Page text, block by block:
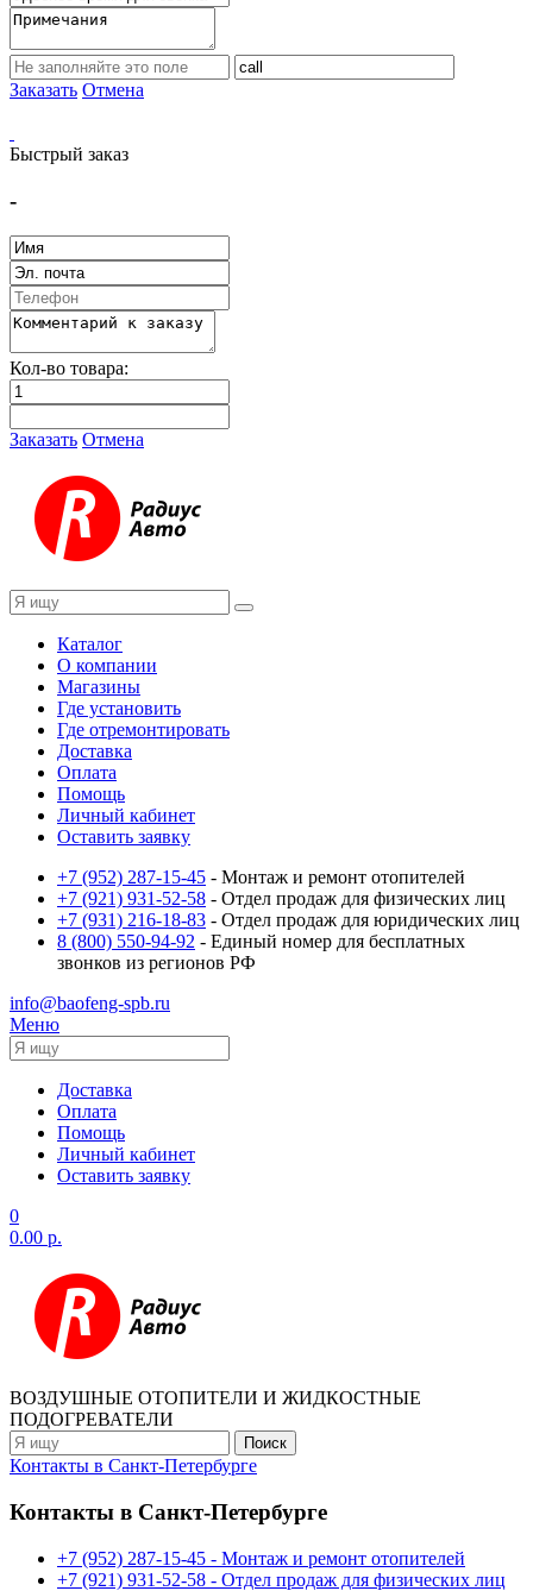
Заказать Отмена
Быстрый заказ
-
Кол-во товара:
Заказать Отмена
Каталог
О компании
Магазины
Где установить
Где отремонтировать
Доставка
Оплата
Помощь
Личный кабинет
Оставить заявку
+7 (952) 287-15-45 - Монтаж и ремонт отопителей
+7 (921) 931-52-58 - Отдел продаж для физических лиц
+7 (931) 216-18-83 - Отдел продаж для юридических лиц
8 (800) 550-94-92 - Единый номер для бесплатных
звонков из регионов РФ
info@baofeng-spb.ru
Меню
Доставка
Оплата
Помощь
Личный кабинет
Оставить заявку
0
0.00 р.
ВОЗДУШНЫЕ ОТОПИТЕЛИ И ЖИДКОСТНЫЕ
ПОДОГРЕВАТЕЛИ
Контакты в Санкт-Петербурге
Контакты в Санкт-Петербурге
+7 (952) 287-15-45 - Монтаж и ремонт отопителей
+7 (921) 931-52-58 - Отдел продаж для физических лиц